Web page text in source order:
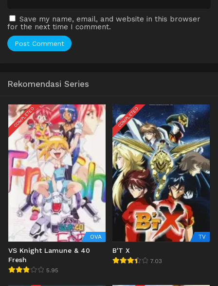
Save my name, email, and website in this browser
for the next time I comment.
Rekomendasi Series
COMPLETED
OVA
VS Knight Lamune & 40
Fresh
5.95
COMPLETED
TV
B'T X
7.03